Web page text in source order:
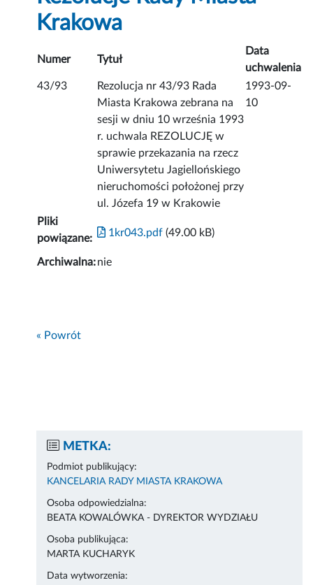
Krakowa
Numer Tytuł
Data
uchwalenia
43/93
Rezolucja nr 43/93 Rada
Miasta Krakowa zebrana na
sesji w dniu 10 września 1993
r. uchwala REZOLUCJĘ w
sprawie przekazania na rzecz
Uniwersytetu Jagiellońskiego
nieruchomości położonej przy
ul. Józefa 19 w Krakowie
1993-09-
10
Pliki
powiązane:
1kr043.pdf (49.00 kB)
Archiwalna:nie
« Powrót
METKA:
Podmiot publikujący:
KANCELARIA RADY MIASTA KRAKOWA
Osoba odpowiedzialna:
BEATA KOWALÓWKA - DYREKTOR WYDZIAŁU
Osoba publikująca:
MARTA KUCHARYK
Data wytworzenia: